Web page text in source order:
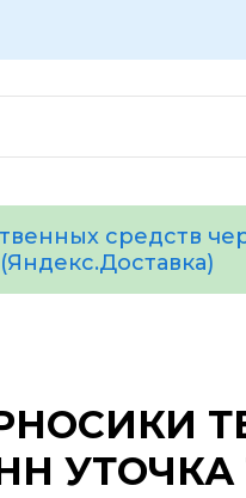
средств
(Яндекс.Доставка)
УТОЧКА